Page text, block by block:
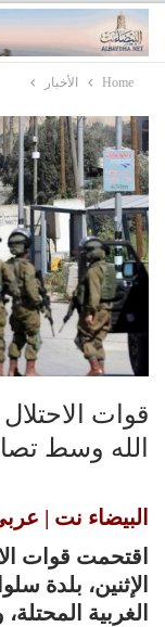
Home الأخبار
قوات
الله وسط
البيضاء نت |
اقتحمت قوات
الإثنين، بلدة
الغربية